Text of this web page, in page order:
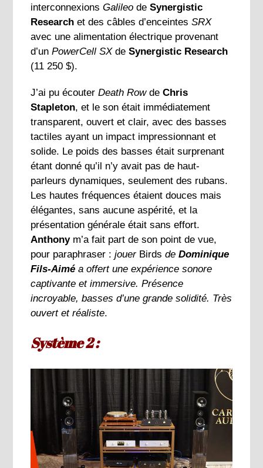
interconnexionsGalileo deSynergistic
Research et des câbles d’enceintesSRX
avec une alimentation électrique provenant
d’unPowerCell SXdeSynergistic Research
(11 250 $).
J’ai pu écouterDeath RowdeChris
Stapleton, et le son était immédiatement
transparent, ouvert et clair, avec des basses
tactiles ayant un impact impressionnant et
solide. Le poids des basses était surprenant
étant donné qu’il n’y avait pas de haut-
parleurs dynamiques, seulement des rubans.
Les hautes fréquences étaient douces mais
élégantes, sans aucune aspérité, et la
présentation générale était sans effort.
Anthonym’a fait part de son point de vue,
pour paraphraser :jouer Birds deDominique
Fils-Aimé a offert une expérience sonore
captivante et immersive. Présence
incroyable, basses d’une grande solidité. Très
ouvert et réaliste.
Système 2 :